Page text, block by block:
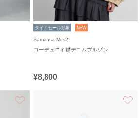
タイムセール対象 NEW
Samansa Mos2
コーデュロイ襟デニムブルゾン
¥8,800